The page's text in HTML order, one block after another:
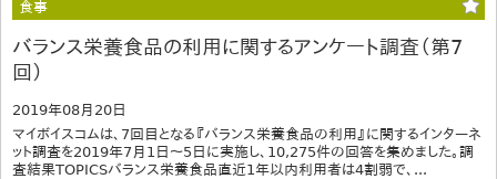
食事
バランス栄養食品の利用に関するアンケート調査（第7
回）
2019年08月20日
マイボイスコムは、7回目となる『バランス栄養食品の利用』に関するインターネ
ット調査を2019年7月1日～5日に実施し、10,275件の回答を集めました。調
査結果TOPICSバランス栄養食品直近1年以内利用者は4割弱で、...